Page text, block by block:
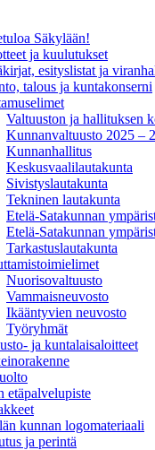
Säkylään!
ja kuulutukset
esityslistat ja
talous ja kuntakonserni
Valtuuston ja hallituksen
Kunnanvaltuusto 2025 –
Kunnanhallitus
Keskusvaalilautakunta
Sivistyslautakunta
Tekninen lautakunta
Etelä-Satakunnan
Etelä-Satakunnan
Tarkastuslautakunta
Nuorisovaltuusto
Vammaisneuvosto
Ikääntyvien neuvosto
Työryhmät
ja kuntalaisaloitteet
etäpalvelupiste
kunnan logomateriaali
ja perintä